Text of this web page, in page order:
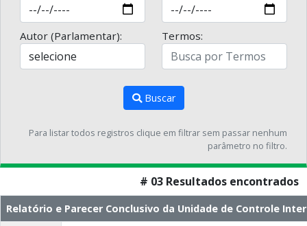
Autor (Parlamentar): Termos:
Buscar
Para listar todos registros clique em filtrar sem passar nenhum
parâmetro no filtro.
# 03 Resultados encontrados
Relatório e Parecer Conclusivo da Unidade de Controle